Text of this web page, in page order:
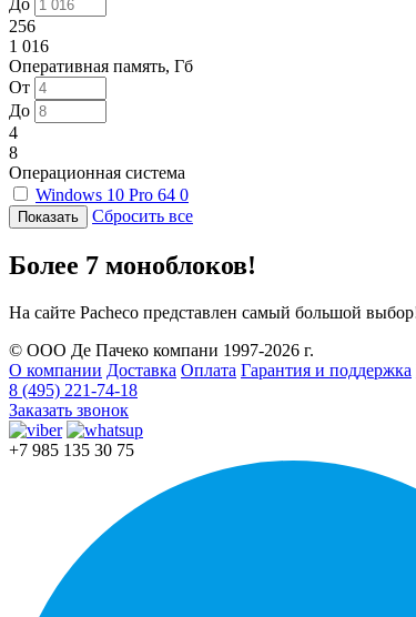
256
1 016
Оперативная память, Гб
От
До
4
8
Операционная система
Windows 10 Pro 64 0
Сбросить все
Более 7 моноблоков!
На сайте Pacheco представлен самый большой
© ООО Де Пачеко компани 1997-2026 г.
О компании Доставка Оплата Гарантия и поддержка
8 (495) 221-74-18
Заказать звонок
+7 985 135 30 75